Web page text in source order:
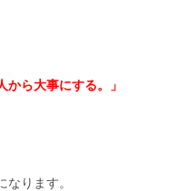
から大事にする。」
ります。